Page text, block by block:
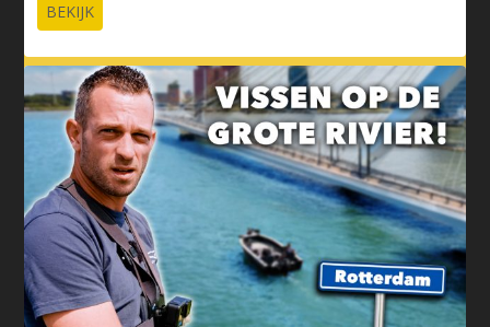
BEKIJK